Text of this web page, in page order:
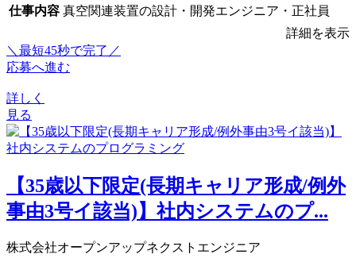
仕事内容 真空関連装置の設計・開発エンジニア・正社員
詳細を表示
＼最短45秒で完了／
応募へ進む
詳しく
見る
【35歳以下限定(長期キャリア形成/例外
事由3号イ該当)】社内システムのプ...
株式会社オープンアップネクストエンジニア